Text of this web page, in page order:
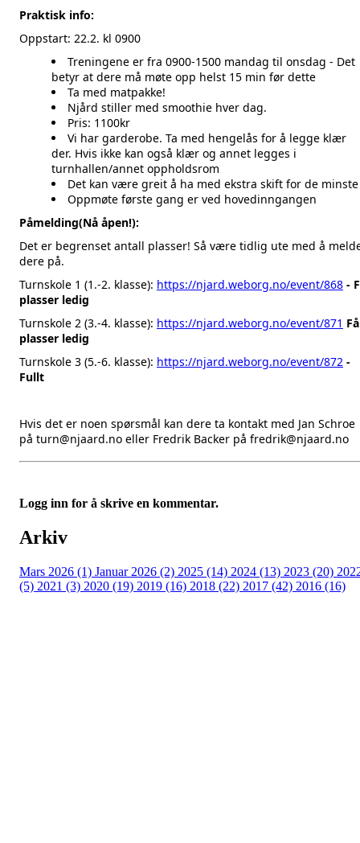
Praktisk info:
Oppstart: 22.2. kl 0900
Treningene er fra 0900-1500 mandag til onsdag - Det
betyr at dere må møte opp helst 15 min før dette
Ta med matpakke!
Njård stiller med smoothie hver dag.
Pris: 1100kr
Vi har garderobe. Ta med hengelås for å legge klær
der. Hvis ikke kan også klær og annet legges i
turnhallen/annet oppholdsrom
Det kan være greit å ha med ekstra skift for de minste
Oppmøte første gang er ved hovedinngangen
Påmelding(Nå åpen!):
Det er begrenset antall plasser! Så være tidlig ute med å
dere på.
Turnskole 1 (1.-2. klasse): https://njard.weborg.no/event/868 -
plasser ledig
Turnskole 2 (3.-4. klasse): https://njard.weborg.no/event/871 Få
plasser ledig
Turnskole 3 (5.-6. klasse): https://njard.weborg.no/event/872 -
Fullt
Hvis det er noen spørsmål kan dere ta kontakt med Jan Schroe
på turn@njaard.no eller Fredrik Backer på fredrik@njaard.no
Logg inn for å skrive en kommentar.
Arkiv
Mars 2026 (1) Januar 2026 (2) 2025 (14) 2024 (13) 2023 (20)
(5) 2021 (3) 2020 (19) 2019 (16) 2018 (22) 2017 (42) 2016 (16)